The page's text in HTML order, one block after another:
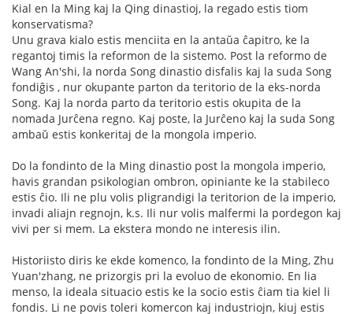
Kial en la Ming kaj la Qing dinastioj, la regado estis tiom
konservatisma?
Unu grava kialo estis menciita en la antaŭa ĉapitro, ke la
regantoj timis la reformon de la sistemo. Post la reformo de
Wang An'shi, la norda Song dinastio disfalis kaj la suda Song
fondiĝis , nur okupante parton da teritorio de la eks-norda
Song. Kaj la norda parto da teritorio estis okupita de la
nomada Jurĉena regno. Kaj poste, la Jurĉeno kaj la suda Song
ambaŭ estis konkeritaj de la mongola imperio.
Do la fondinto de la Ming dinastio post la mongola imperio,
havis grandan psikologian ombron, opiniante ke la stabileco
estis ĉio. Ili ne plu volis pligrandigi la teritorion de la imperio,
invadi aliajn regnojn, k.s. Ili nur volis malfermi la pordegon kaj
vivi per si mem. La ekstera mondo ne interesis ilin.
Historiisto diris ke ekde komenco, la fondinto de la Ming, Zhu
Yuan'zhang, ne prizorgis pri la evoluo de ekonomio. En lia
menso, la ideala situacio estis ke la socio estis ĉiam tia kiel li
fondis. Li ne povis toleri komercon kaj industriojn, kiuj estis